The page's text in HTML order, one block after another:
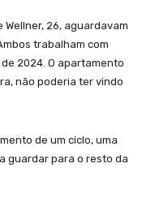
Wellner, 26, aguardavam
trabalham com
2024. O apartamento
não poderia ter vindo
de um ciclo, uma
guardar para o resto da